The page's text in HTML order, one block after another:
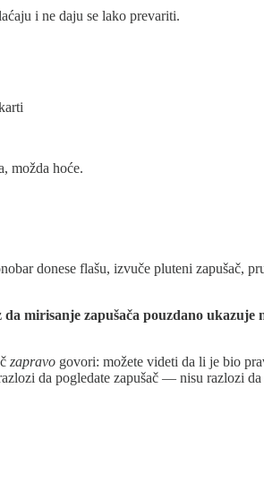
i ne daju se lako prevariti.
možda hoće.
donese flašu, izvuče pluteni zapušač,
mirisanje zapušača pouzdano
zapravo govori: možete videti da li je bio
da pogledate zapušač — nisu razlozi